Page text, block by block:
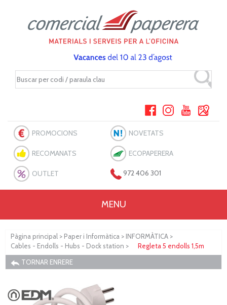
PROMOCIONS NOVETATS
RECOMANATS ECOPAPERERA
OUTLET 972 406 301
MENU
Pàgina principal > Paper i Informàtica > INFORMÀTICA >
Cables - Endolls - Hubs - Dock station >
Regleta 5 endolls 1,5m
TORNAR ENRERE